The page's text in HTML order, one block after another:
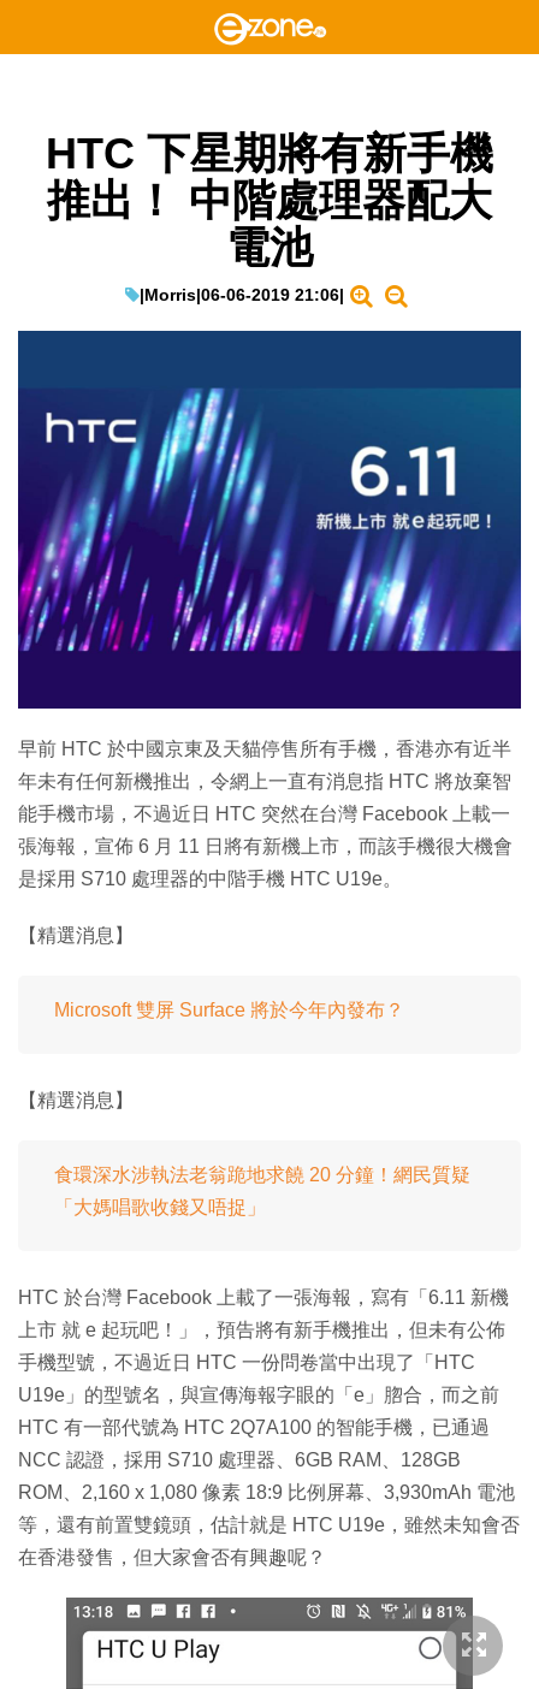
HTC 下星期將有新手機
推出！ 中階處理器配大
電池
|Morris|06-06-2019 21:06|
早前 HTC 於中國京東及天貓停售所有手機，香港亦有近半
年未有任何新機推出，令網上一直有消息指 HTC 將放棄智
能手機市場，不過近日 HTC 突然在台灣 Facebook 上載一
張海報，宣佈 6 月 11 日將有新機上市，而該手機很大機會
是採用 S710 處理器的中階手機 HTC U19e。
【精選消息】
Microsoft 雙屏 Surface 將於今年內發布？
【精選消息】
食環深水涉執法老翁跪地求饒 20 分鐘！網民質疑
「大媽唱歌收錢又唔捉」
HTC 於台灣 Facebook 上載了一張海報，寫有「6.11 新機
上市 就 e 起玩吧！」，預告將有新手機推出，但未有公佈
手機型號，不過近日 HTC 一份問卷當中出現了「HTC
U19e」的型號名，與宣傳海報字眼的「e」脗合，而之前
HTC 有一部代號為 HTC 2Q7A100 的智能手機，已通過
NCC 認證，採用 S710 處理器、6GB RAM、128GB
ROM、2,160 x 1,080 像素 18:9 比例屏幕、3,930mAh 電池
等，還有前置雙鏡頭，估計就是 HTC U19e，雖然未知會否
在香港發售，但大家會否有興趣呢？